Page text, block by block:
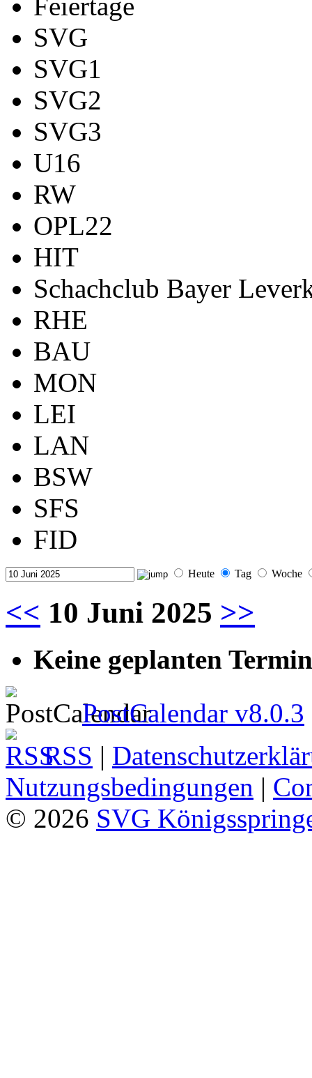
Feiertage
SVG
SVG1
SVG2
SVG3
U16
RW
OPL22
HIT
Schachclub Bayer
RHE
BAU
MON
LEI
LAN
BSW
SFS
FID
Heute Tag Woche
<< 10 Juni 2025 >>
Keine geplanten
PostCalendar v8.0.3
RSS |
Nutzungsbedingungen |
© 2026 SVG